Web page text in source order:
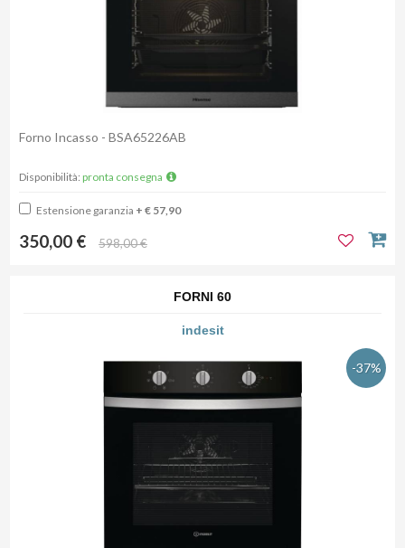
Forno Incasso - BSA65226AB
Disponibilità: pronta consegna
Estensione garanzia + € 57,90
350,00 € 598,00 €
FORNI 60
indesit
-37%